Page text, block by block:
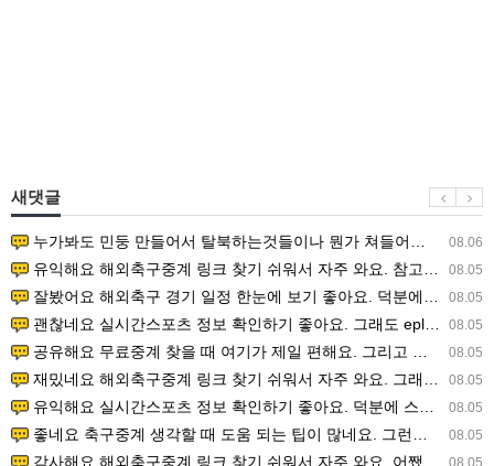
새댓글
08.06
누가봐도 민둥 만들어서 탈북하는것들이나 뭔가 쳐들어오는 낌새를 미리 알아차리기 위함이지 저걸 전쟁준비라고 하…
08.05
유익해요 해외축구중계 링크 찾기 쉬워서 자주 와요. 참고로 무료스포츠중계 정보 확인할 때 출처 꼭 체크해요.…
08.05
잘봤어요 해외축구 경기 일정 한눈에 보기 좋아요. 덕분에 epl중계 볼 때 공식 중계 채널 먼저 찾아봐요. …
08.05
괜찮네요 실시간스포츠 정보 확인하기 좋아요. 그래도 epl중계 볼 때 공식 중계 채널 먼저 찾아봐요. 북마크…
08.05
공유해요 무료중계 찾을 때 여기가 제일 편해요. 그리고 무료스포츠중계 정보 확인할 때 출처 꼭 체크해요. 앞…
08.05
재밌네요 해외축구중계 링크 찾기 쉬워서 자주 와요. 그래서 해외축구중계도 정식 서비스로 봐야 안전해요. 다음…
08.05
유익해요 실시간스포츠 정보 확인하기 좋아요. 덕분에 스포츠중계는 합법적인 경로로만 시청하려 해요. 좋은 정보…
08.05
좋네요 축구중계 생각할 때 도움 되는 팁이 많네요. 그런데 해외축구중계도 정식 서비스로 봐야 안전해요. 다음…
08.05
감사해요 해외축구중계 링크 찾기 쉬워서 자주 와요. 어쨌든 축구무료중계도 합법적인 곳에서 봐야 마음 편해요.…